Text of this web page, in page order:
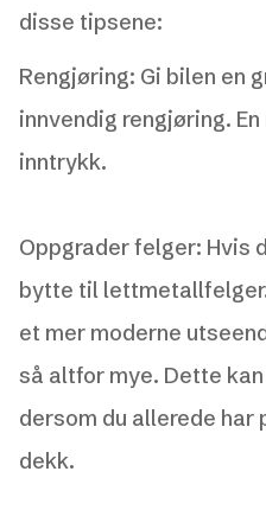
disse tipsene:
Rengjøring: Gi bilen en
innvendig rengjøring.
inntrykk.
Oppgrader felger: Hvis
bytte til
et mer moderne
så altfor mye. Dette
dersom du allerede har
dekk.